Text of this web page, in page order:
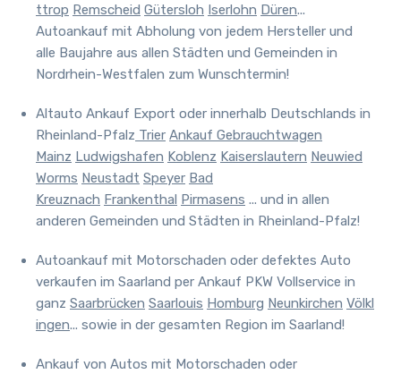
ttrop Remscheid Gütersloh Iserlohn Düren...
Autoankauf mit Abholung von jedem Hersteller und
alle Baujahre aus allen Städten und Gemeinden in
Nordrhein-Westfalen zum Wunschtermin!
Altauto Ankauf Export oder innerhalb Deutschlands in
Rheinland-Pfalz Trier Ankauf Gebrauchtwagen
Mainz Ludwigshafen Koblenz Kaiserslautern Neuwied
Worms Neustadt Speyer Bad
Kreuznach Frankenthal Pirmasens ... und in allen
anderen Gemeinden und Städten in Rheinland-Pfalz!
Autoankauf mit Motorschaden oder defektes Auto
verkaufen im Saarland per Ankauf PKW Vollservice in
ganz Saarbrücken Saarlouis Homburg Neunkirchen Völkl
ingen... sowie in der gesamten Region im Saarland!
Ankauf von Autos mit Motorschaden oder